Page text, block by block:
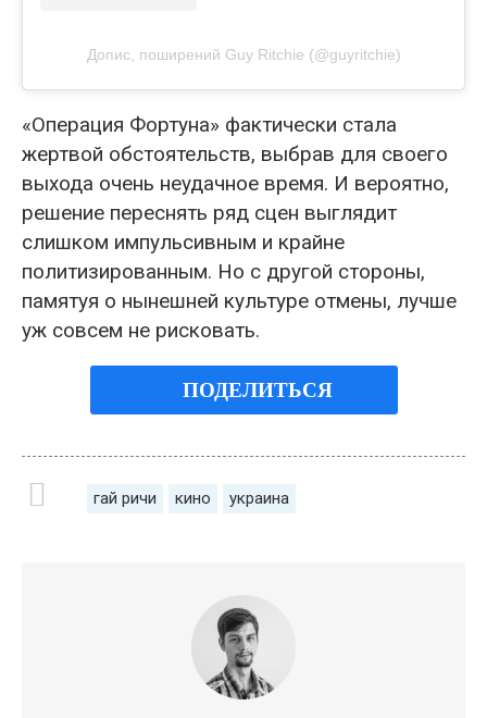
Допис, поширений Guy Ritchie (@guyritchie)
«Операция Фортуна» фактически стала
жертвой обстоятельств, выбрав для своего
выхода очень неудачное время. И вероятно,
решение переснять ряд сцен выглядит
слишком импульсивным и крайне
политизированным. Но с другой стороны,
памятуя о нынешней культуре отмены, лучше
уж совсем не рисковать.
ПОДЕЛИТЬСЯ
гай ричи кино украина